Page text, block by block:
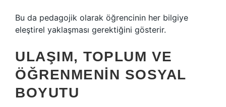
Bu da pedagojik olarak öğrencinin her bilgiye
eleştirel yaklaşması gerektiğini gösterir.
ULAŞIM, TOPLUM VE
ÖĞRENMENIN SOSYAL
BOYUTU